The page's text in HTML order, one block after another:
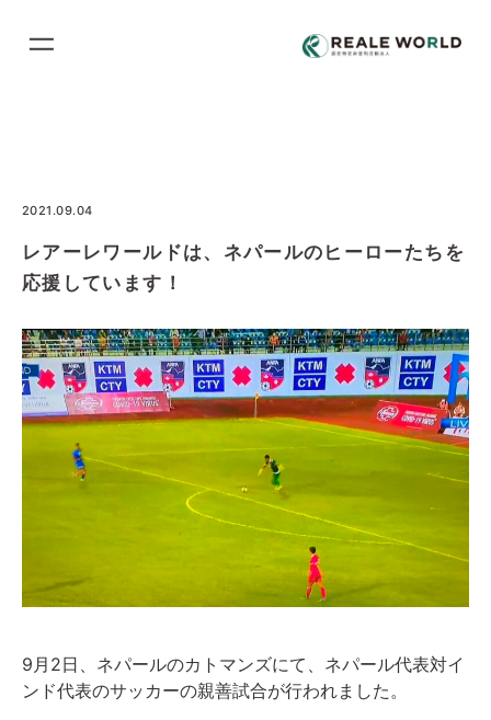
2021.09.04
レアーレワールドは、ネパールのヒーローたちを
応援しています！
9月2日、ネパールのカトマンズにて、ネパール代表対イ
ンド代表のサッカーの親善試合が行われました。